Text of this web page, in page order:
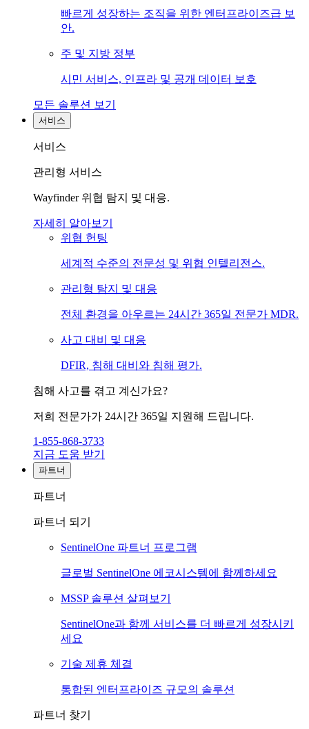
빠르게 성장하는 조직을 위한 엔터프라이즈급 보
안.
주 및 지방 정부
시민 서비스, 인프라 및 공개 데이터 보호
모든 솔루션 보기
서비스
서비스
관리형 서비스
Wayfinder 위협 탐지 및 대응.
자세히 알아보기
위협 헌팅
세계적 수준의 전문성 및 위협 인텔리전스.
관리형 탐지 및 대응
전체 환경을 아우르는 24시간 365일 전문가 MDR.
사고 대비 및 대응
DFIR, 침해 대비와 침해 평가.
침해 사고를 겪고 계신가요?
저희 전문가가 24시간 365일 지원해 드립니다.
1-855-868-3733
지금 도움 받기
파트너
파트너
파트너 되기
SentinelOne 파트너 프로그램
글로벌 SentinelOne 에코시스템에 함께하세요
MSSP 솔루션 살펴보기
SentinelOne과 함께 서비스를 더 빠르게 성장시키
세요
기술 제휴 체결
통합된 엔터프라이즈 규모의 솔루션
파트너 찾기